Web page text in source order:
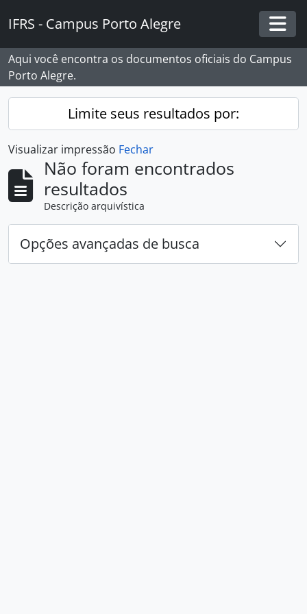
IFRS - Campus Porto Alegre
Aqui você encontra os documentos oficiais do Campus
Porto Alegre.
Limite seus resultados por:
Visualizar impressão Fechar
Não foram encontrados
resultados
Descrição arquivística
Opções avançadas de busca